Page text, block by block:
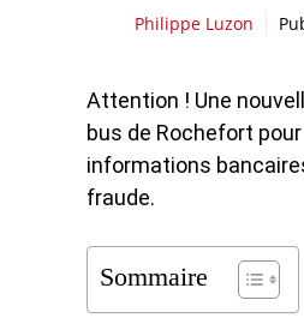
Philippe Luzon
Attention ! Une
bus de Rochefort
informations
fraude.
Sommaire